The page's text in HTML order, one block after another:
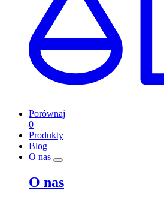
Porównaj
0
Produkty
Blog
O nas
O nas